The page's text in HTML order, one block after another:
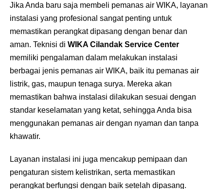
Jika Anda baru saja membeli pemanas air WIKA, layanan
instalasi yang profesional sangat penting untuk
memastikan perangkat dipasang dengan benar dan
aman. Teknisi di WIKA Cilandak Service Center
memiliki pengalaman dalam melakukan instalasi
berbagai jenis pemanas air WIKA, baik itu pemanas air
listrik, gas, maupun tenaga surya. Mereka akan
memastikan bahwa instalasi dilakukan sesuai dengan
standar keselamatan yang ketat, sehingga Anda bisa
menggunakan pemanas air dengan nyaman dan tanpa
khawatir.
Layanan instalasi ini juga mencakup pemipaan dan
pengaturan sistem kelistrikan, serta memastikan
perangkat berfungsi dengan baik setelah dipasang.